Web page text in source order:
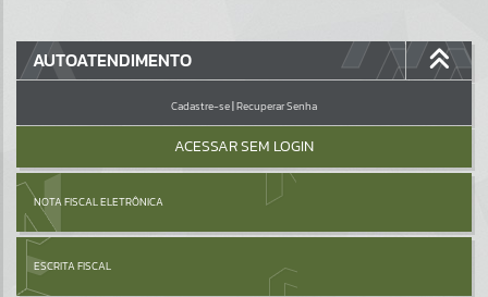
GALERIAS
Por favor, aguarde...
AUTOATENDIMENTO
Cadastre-se|Recuperar Senha
ACESSAR SEM LOGIN
NOTA FISCAL ELETRÔNICA
ESCRITA FISCAL